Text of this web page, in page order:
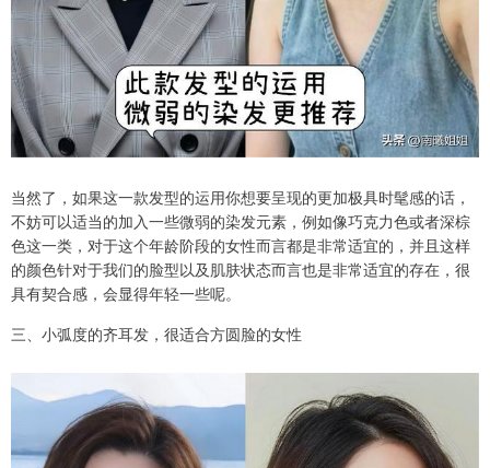
当然了，如果这一款发型的运用你想要呈现的更加极具时髦感的话，
不妨可以适当的加入一些微弱的染发元素，例如像巧克力色或者深棕
色这一类，对于这个年龄阶段的女性而言都是非常适宜的，并且这样
的颜色针对于我们的脸型以及肌肤状态而言也是非常适宜的存在，很
具有契合感，会显得年轻一些呢。
三、小弧度的齐耳发，很适合方圆脸的女性